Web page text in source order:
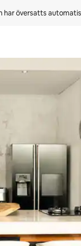
har översatts
eller utforska genom